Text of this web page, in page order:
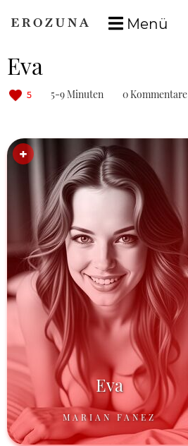
Menü
Eva
5 5-9 Minuten 0 Kommentare
Eva
MARIAN FANEZ